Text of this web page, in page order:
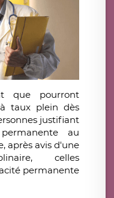
que pourront
taux plein dès
justifiant
au
après avis d'une
celles
permanente